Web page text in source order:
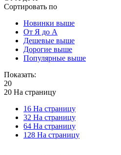
Сортировать по
Новинки выше
От Я до А
Дешевые выше
Дорогие выше
Популярные выше
Показать:
20
20 На страницу
16 На страницу
32 На страницу
64 На страницу
128 На страницу